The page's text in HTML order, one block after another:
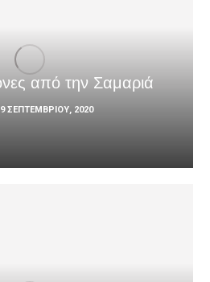
από την Σαμαριά
ΣΕΠΤΕΜΒΡΊΟΥ, 2020